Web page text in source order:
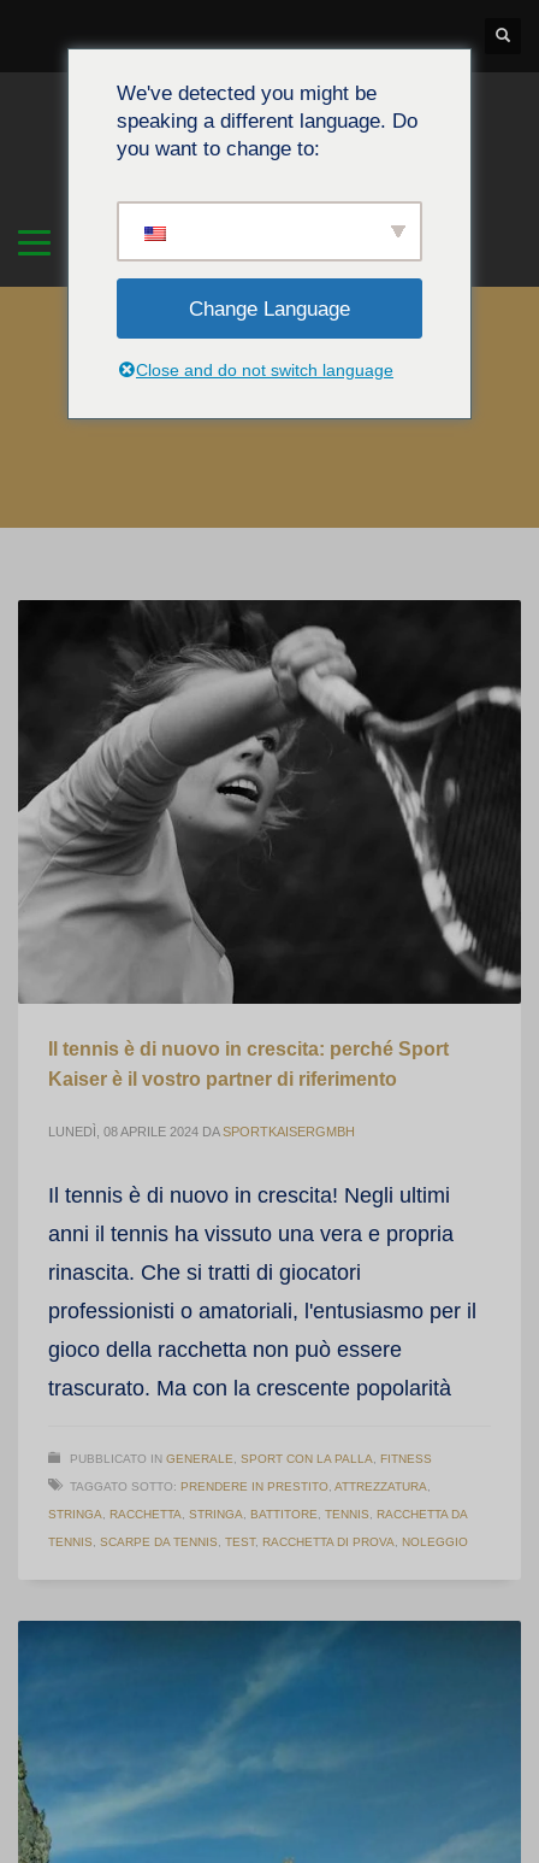
Il tennis è di nuovo in crescita: perché Sport
Kaiser è il vostro partner di riferimento
LUNEDÌ, 08 APRILE 2024 DASPORTKAISERGMBH
Il tennis è di nuovo in crescita! Negli ultimi
anni il tennis ha vissuto una vera e propria
rinascita. Che si tratti di giocatori
professionisti o amatoriali, l'entusiasmo per il
gioco della racchetta non può essere
trascurato. Ma con la crescente popolarità
PUBBLICATO IN GENERALE SPORT CON LA PALLA FITNESS
TAGGATO SOTTO: PRENDERE IN PRESTITO ATTREZZATURA
STRINGA RACCHETTA STRINGA BATTITORE TENNIS RACCHETTA DA
TENNIS SCARPE DA TENNIS TEST, RACCHETTA DI PROVA NOLEGGIO
We've detected you might be
speaking a different language. Do
you want to change to:
Change Language
Close and do not switch language